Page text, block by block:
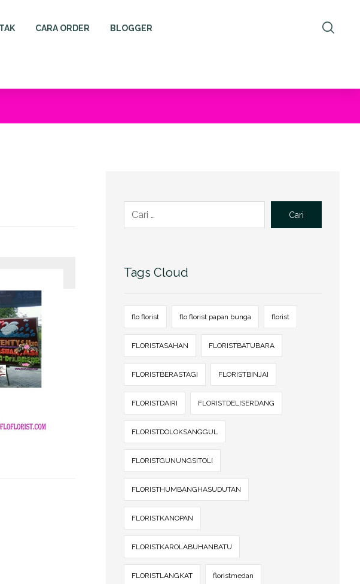
CARA ORDER BLOGGER
Cari
Tags Cloud
flo florist flo florist papan bunga florist
FLORISTASAHAN FLORISTBATUBARA
FLORISTBERASTAGI FLORISTBINJAI
FLORISTDAIRI FLORISTDELISERDANG
FLORISTDOLOKSANGGUL
FLORISTGUNUNGSITOLI
FLORISTHUMBANGHASUDUTAN
FLORISTKANOPAN
FLORISTKAROLABUHANBATU
FLORISTLANGKAT floristmedan